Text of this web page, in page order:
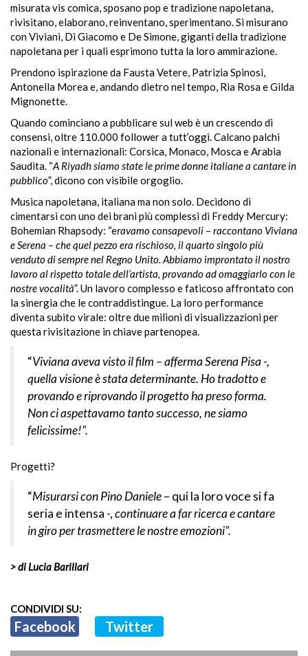
misurata vis comica, sposano pop e tradizione napoletana,
rivisitano, elaborano, reinventano, sperimentano. Si misurano
con Viviani, Di Giacomo e De Simone, giganti della tradizione
napoletana per i quali esprimono tutta la loro ammirazione.
Prendono ispirazione da Fausta Vetere, Patrizia Spinosi,
Antonella Morea e, andando dietro nel tempo, Ria Rosa e Gilda
Mignonette.
Quando cominciano a pubblicare sul web è un crescendo di
consensi, oltre 110.000 follower a tutt’oggi. Calcano palchi
nazionali e internazionali: Corsica, Monaco, Mosca e Arabia
Saudita. “A Riyadh siamo state le prime donne italiane a cantare in
pubblico”, dicono con visibile orgoglio.
Musica napoletana, italiana ma non solo. Decidono di
cimentarsi con uno dei brani più complessi di Freddy Mercury:
Bohemian Rhapsody: “eravamo consapevoli – raccontano Viviana
e Serena – che quel pezzo era rischioso, il quarto singolo più
venduto di sempre nel Regno Unito. Abbiamo improntato il nostro
lavoro al rispetto totale dell’artista, provando ad omaggiarlo con le
nostre vocalità”. Un lavoro complesso e faticoso affrontato con
la sinergia che le contraddistingue. La loro performance
diventa subito virale: oltre due milioni di visualizzazioni per
questa rivisitazione in chiave partenopea.
“Viviana aveva visto il film – afferma Serena Pisa -,
quella visione è stata determinante. Ho tradotto e
provando e riprovando il progetto ha preso forma.
Non ci aspettavamo tanto successo, ne siamo
felicissime!”.
Progetti?
“Misurarsi con Pino Daniele– qui la loro voce si fa
seria e intensa -,continuare a far ricerca e cantare
in giro per trasmettere le nostre emozioni”.
> di Lucia Barillari
CONDIVIDI SU:
Facebook Twitter